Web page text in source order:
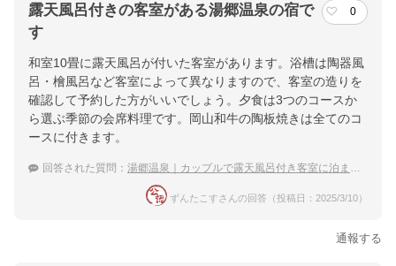
露天風呂付きの客室がある湯郷温泉の宿で
す
0
和室10畳に露天風呂が付いた客室があります。浴槽は陶器風
呂・檜風呂など客室によって異なりますので、客室の造りを
確認して予約した方がいいでしょう。夕食は3つのコースか
ら選ぶ季節の会席料理です。岡山和牛の陶板焼きは全てのコ
ースに付きます。
回答された質問： 湯郷温泉｜カップルで露天風呂付き客室に泊まりたいからおすすめ温泉宿を教えて！
ずんたこすさんの回答（投稿日：2025/3/10）
通報する